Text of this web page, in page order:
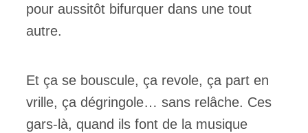
pour aussitôt bifurquer dans une tout
autre.
Et ça se bouscule, ça revole, ça part en
vrille, ça dégringole… sans relâche. Ces
gars-là, quand ils font de la musique